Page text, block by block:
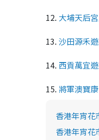
12. 大埔天后
13. 沙田源禾
14. 西貢萬宜
15. 將軍澳寶
香港年宵花
香港年宵花